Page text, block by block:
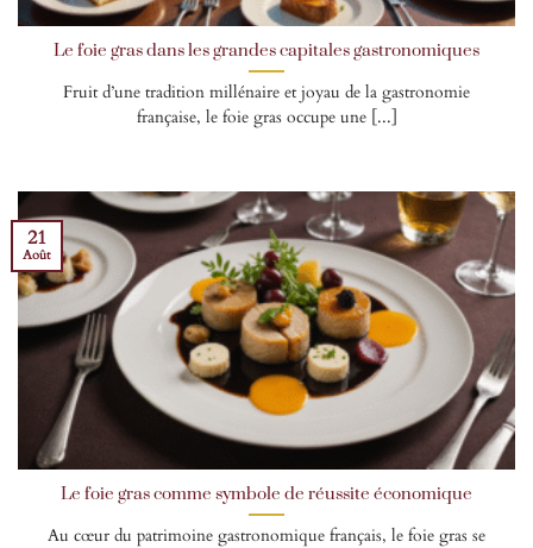
Le foie gras dans les grandes capitales gastronomiques
Fruit d’une tradition millénaire et joyau de la gastronomie
française, le foie gras occupe une [...]
Le foie gras comme symbole de réussite économique
Au cœur du patrimoine gastronomique français, le foie gras se
21
Août